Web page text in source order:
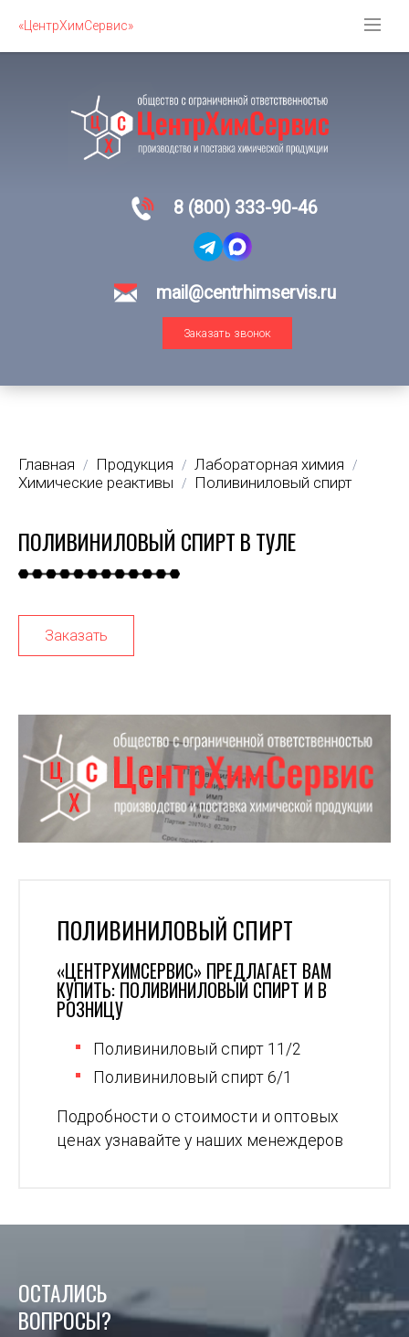
«ЦентрХимСервис»
8 (800) 333-90-46
mail@centrhimservis.ru
Заказать звонок
Главная / Продукция / Лабораторная химия /
Химические реактивы / Поливиниловый спирт
ПОЛИВИНИЛОВЫЙ СПИРТ В ТУЛЕ
Заказать
ПОЛИВИНИЛОВЫЙ СПИРТ
«ЦЕНТРХИМСЕРВИС» ПРЕДЛАГАЕТ ВАМ
КУПИТЬ: ПОЛИВИНИЛОВЫЙ СПИРТ И В
РОЗНИЦУ
Поливиниловый спирт 11/2
Поливиниловый спирт 6/1
Подробности о стоимости и оптовых
ценах узнавайте у наших менеждеров
ОСТАЛИСЬ
ВОПРОСЫ?